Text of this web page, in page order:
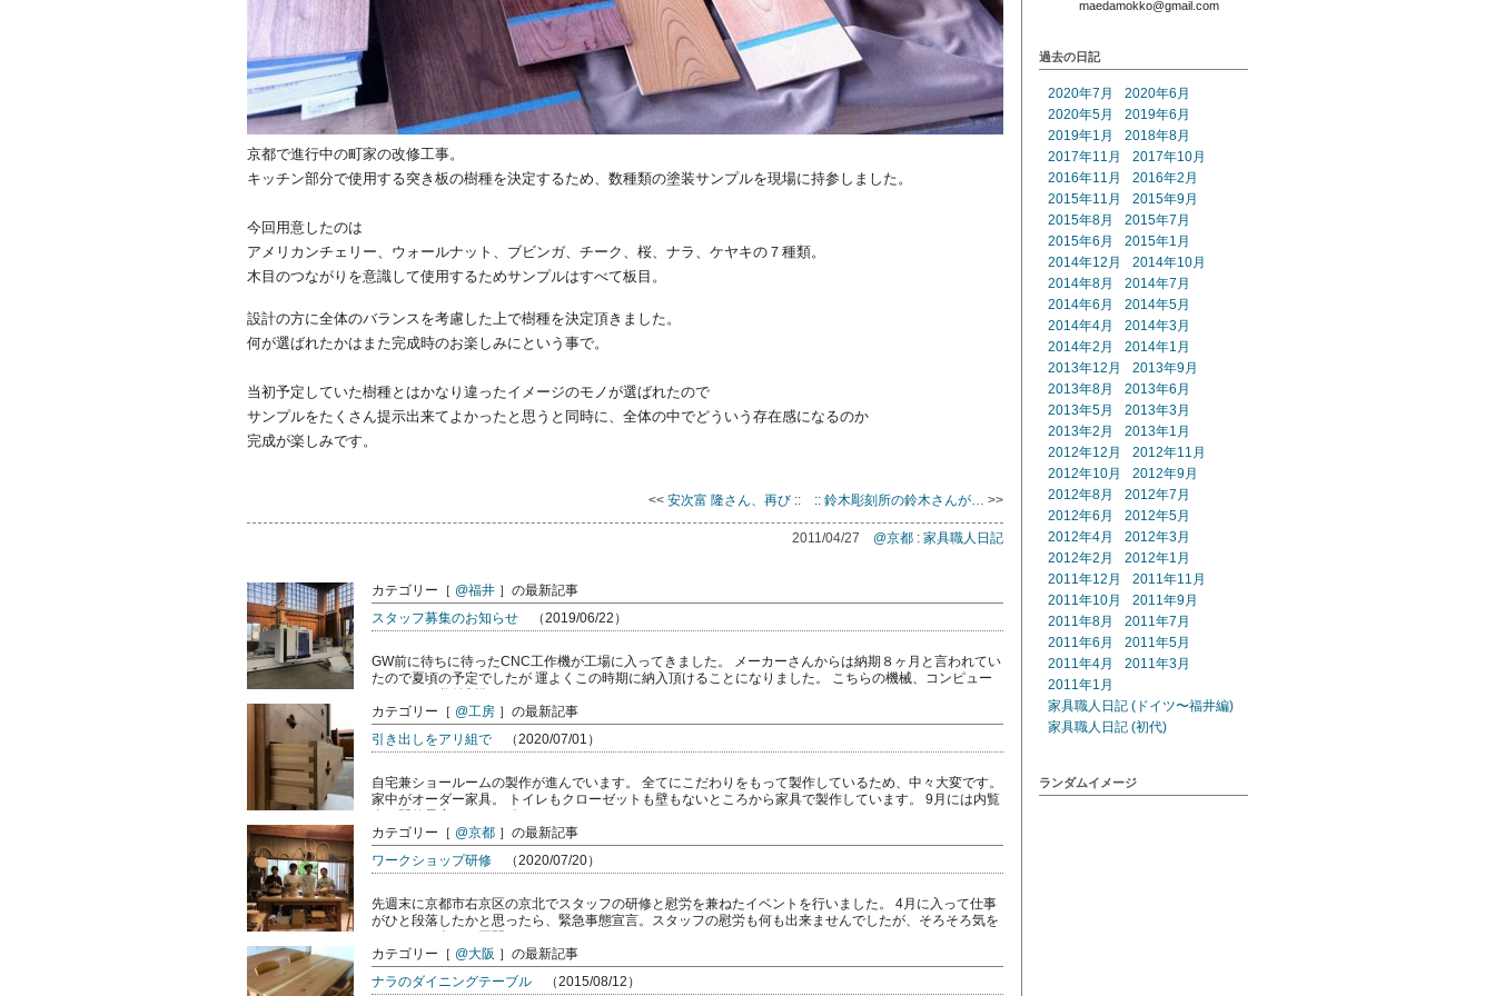
京都で進行中の町家の改修工事。
キッチン部分で使用する突き板の樹種を決定するため、数種類の塗装サンプルを現場に持参しました。
今回用意したのは
アメリカンチェリー、ウォールナット、ブビンガ、チーク、桜、ナラ、ケヤキの７種類。
木目のつながりを意識して使用するためサンプルはすべて板目。
設計の方に全体のバランスを考慮した上で樹種を決定頂きました。
何が選ばれたかはまた完成時のお楽しみにという事で。
当初予定していた樹種とはかなり違ったイメージのモノが選ばれたので
サンプルをたくさん提示出来てよかったと思うと同時に、全体の中でどういう存在感になるのか
完成が楽しみです。
:: 鈴木彫刻所の鈴木さんが… >>
<< 安次富 隆さん、再び ::
@京都 : 家具職人日記
2011/04/27
カテゴリー［ @福井 ］の最新記事
スタッフ募集のお知らせ （2019/06/22）
GW前に待ちに待ったCNC工作機が工場に入ってきました。 メーカーさんからは納期８ヶ月と言われてい
たので夏頃の予定でしたが 運よくこの時期に納入頂けることになりました。 こちらの機械、コンピュー
カテゴリー［ @工房 ］の最新記事
引き出しをアリ組で （2020/07/01）
自宅兼ショールームの製作が進んでいます。 全てにこだわりをもって製作しているため、中々大変です。
家中がオーダー家具。 トイレもクローゼットも壁もないところから家具で製作しています。 9月には内覧
カテゴリー［ @京都 ］の最新記事
ワークショップ研修 （2020/07/20）
先週末に京都市右京区の京北でスタッフの研修と慰労を兼ねたイベントを行いました。 4月に入って仕事
がひと段落したかと思ったら、緊急事態宣言。スタッフの慰労も何も出来ませんでしたが、そろそろ気を
カテゴリー［ @大阪 ］の最新記事
ナラのダイニングテーブル （2015/08/12）
maedamokko@gmail.com
過去の日記
2020年7月
2020年6月
2020年5月
2019年6月
2019年1月
2018年8月
2017年11月
2017年10月
2016年11月
2016年2月
2015年11月
2015年9月
2015年8月
2015年7月
2015年6月
2015年1月
2014年12月
2014年10月
2014年8月
2014年7月
2014年6月
2014年5月
2014年4月
2014年3月
2014年2月
2014年1月
2013年12月
2013年9月
2013年8月
2013年6月
2013年5月
2013年3月
2013年2月
2013年1月
2012年12月
2012年11月
2012年10月
2012年9月
2012年8月
2012年7月
2012年6月
2012年5月
2012年4月
2012年3月
2012年2月
2012年1月
2011年12月
2011年11月
2011年10月
2011年9月
2011年8月
2011年7月
2011年6月
2011年5月
2011年4月
2011年3月
2011年1月
家具職人日記 (ドイツ〜福井編)
家具職人日記 (初代)
ランダムイメージ